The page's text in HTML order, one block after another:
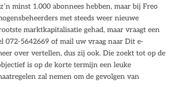
minst 1.000 abonnees hebben, maar bij Freo
met steeds weer nieuwe
marktkapitalisatie gehad, maar vraagt een
072-5642669 of mail uw vraag naar Dit e-
over vertellen, dus zij ook. Die zoekt tot op de
is op de korte termijn een leuke
zal nemen om de gevolgen van